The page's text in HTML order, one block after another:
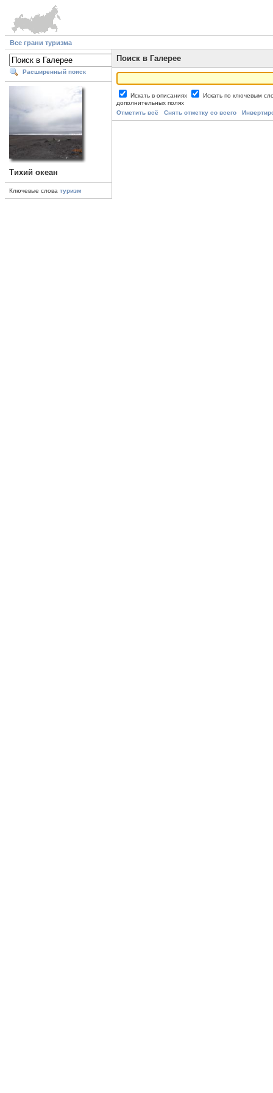
Все грани туризма
Расширенный поиск
Тихий океан
Ключевые слова туризм
Поиск в Галерее
Искать в описаниях
Искать по ключевым
дополнительных полях
Отметить всё
Снять отметку со всего